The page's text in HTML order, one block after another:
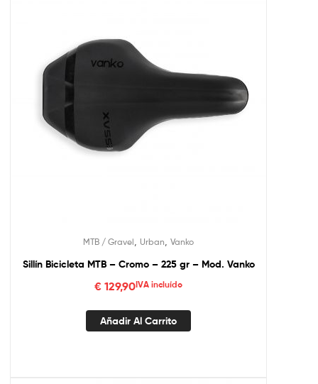
MTB / Gravel Urban Vanko
Sillín Bicicleta MTB – Cromo – 225 gr – Mod. Vanko
€ 129,90IVA incluído
Añadir Al Carrito